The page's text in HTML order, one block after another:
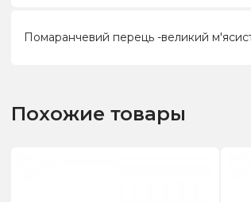
Помаранчевий перець -великий
Похожие товары